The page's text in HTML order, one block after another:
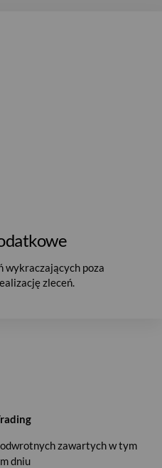
wykraczających poza
zleceń.
zawartych w tym
dniu